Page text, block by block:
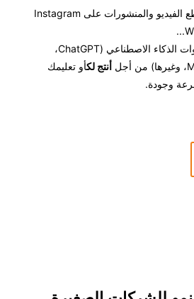
النصوص والصور ومقاطع الفيديو والمنشورات على Instagram
نحن نستخدم أفضل أدوات الذكاء الاصطناعي (ChatGPT،
أنتج لكأو تعليمك
وجودة.